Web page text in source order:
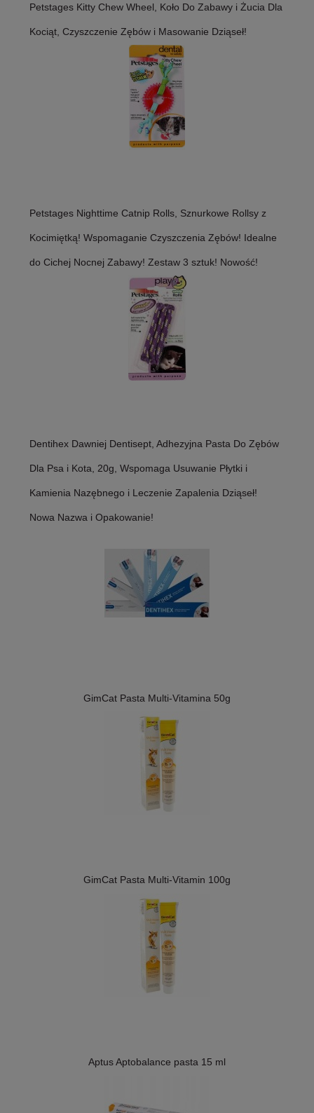
Petstages Kitty Chew Wheel, Koło Do Zabawy i Żucia Dla
Kociąt, Czyszczenie Zębów i Masowanie Dziąseł!
Petstages Nighttime Catnip Rolls, Sznurkowe Rollsy z
Kocimiętką! Wspomaganie Czyszczenia Zębów! Idealne
do Cichej Nocnej Zabawy! Zestaw 3 sztuk! Nowość!
Dentihex Dawniej Dentisept, Adhezyjna Pasta Do Zębów
Dla Psa i Kota, 20g, Wspomaga Usuwanie Płytki i
Kamienia Nazębnego i Leczenie Zapalenia Dziąseł!
Nowa Nazwa i Opakowanie!
GimCat Pasta Multi-Vitamina 50g
GimCat Pasta Multi-Vitamin 100g
Aptus Aptobalance pasta 15 ml